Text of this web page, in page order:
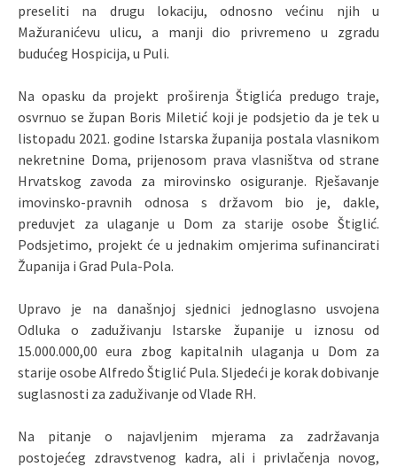
preseliti na drugu lokaciju, odnosno većinu njih u
Mažuranićevu ulicu, a manji dio privremeno u zgradu
budućeg Hospicija, u Puli.
Na opasku da projekt proširenja Štiglića predugo traje,
osvrnuo se župan Boris Miletić koji je podsjetio da je tek u
listopadu 2021. godine Istarska županija postala vlasnikom
nekretnine Doma, prijenosom prava vlasništva od strane
Hrvatskog zavoda za mirovinsko osiguranje. Rješavanje
imovinsko-pravnih odnosa s državom bio je, dakle,
preduvjet za ulaganje u Dom za starije osobe Štiglić.
Podsjetimo, projekt će u jednakim omjerima sufinancirati
Županija i Grad Pula-Pola.
Upravo je na današnjoj sjednici jednoglasno usvojena
Odluka o zaduživanju Istarske županije u iznosu od
15.000.000,00 eura zbog kapitalnih ulaganja u Dom za
starije osobe Alfredo Štiglić Pula. Sljedeći je korak dobivanje
suglasnosti za zaduživanje od Vlade RH.
Na pitanje o najavljenim mjerama za zadržavanja
postojećeg zdravstvenog kadra, ali i privlačenja novog,